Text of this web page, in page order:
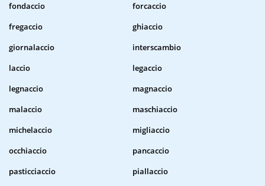
fondaccio
forcaccio
fregaccio
ghiaccio
giornalaccio
interscambio
laccio
legaccio
legnaccio
magnaccio
malaccio
maschiaccio
michelaccio
migliaccio
occhiaccio
pancaccio
pasticciaccio
piallaccio